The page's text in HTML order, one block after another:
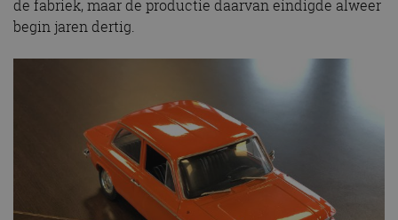
de fabriek, maar de productie daarvan eindigde alweer
begin jaren dertig.